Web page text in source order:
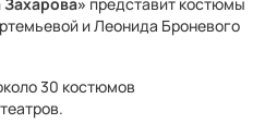
и Леонида Броневого
30 костюмов